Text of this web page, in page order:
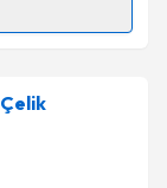
talebi
için bir